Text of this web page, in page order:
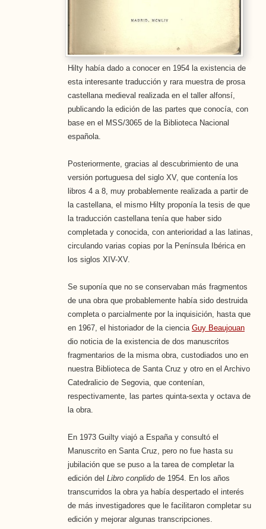
Hilty había dado a conocer en 1954 la existencia de
esta interesante traducción y rara muestra de prosa
castellana medieval realizada en el taller alfonsí,
publicando la edición de las partes que conocía, con
base en el MSS/3065 de la Biblioteca Nacional
española.
Posteriormente, gracias al descubrimiento de una
versión portuguesa del siglo XV, que contenía los
libros 4 a 8, muy probablemente realizada a partir de
la castellana, el mismo Hilty proponía la tesis de que
la traducción castellana tenía que haber sido
completada y conocida, con anterioridad a las latinas,
circulando varias copias por la Península Ibérica en
los siglos XIV-XV.
Se suponía que no se conservaban más fragmentos
de una obra que probablemente había sido destruida
completa o parcialmente por la inquisición, hasta que
en 1967, el historiador de la ciencia Guy Beaujouan
dio noticia de la existencia de dos manuscritos
fragmentarios de la misma obra, custodiados uno en
nuestra Biblioteca de Santa Cruz y otro en el Archivo
Catedralicio de Segovia, que contenían,
respectivamente, las partes quinta-sexta y octava de
la obra.
En 1973 Guilty viajó a España y consultó el
Manuscrito en Santa Cruz, pero no fue hasta su
jubilación que se puso a la tarea de completar la
edición del Libro conplidode 1954. En los años
transcurridos la obra ya había despertado el interés
de más investigadores que le facilitaron completar su
edición y mejorar algunas transcripciones.